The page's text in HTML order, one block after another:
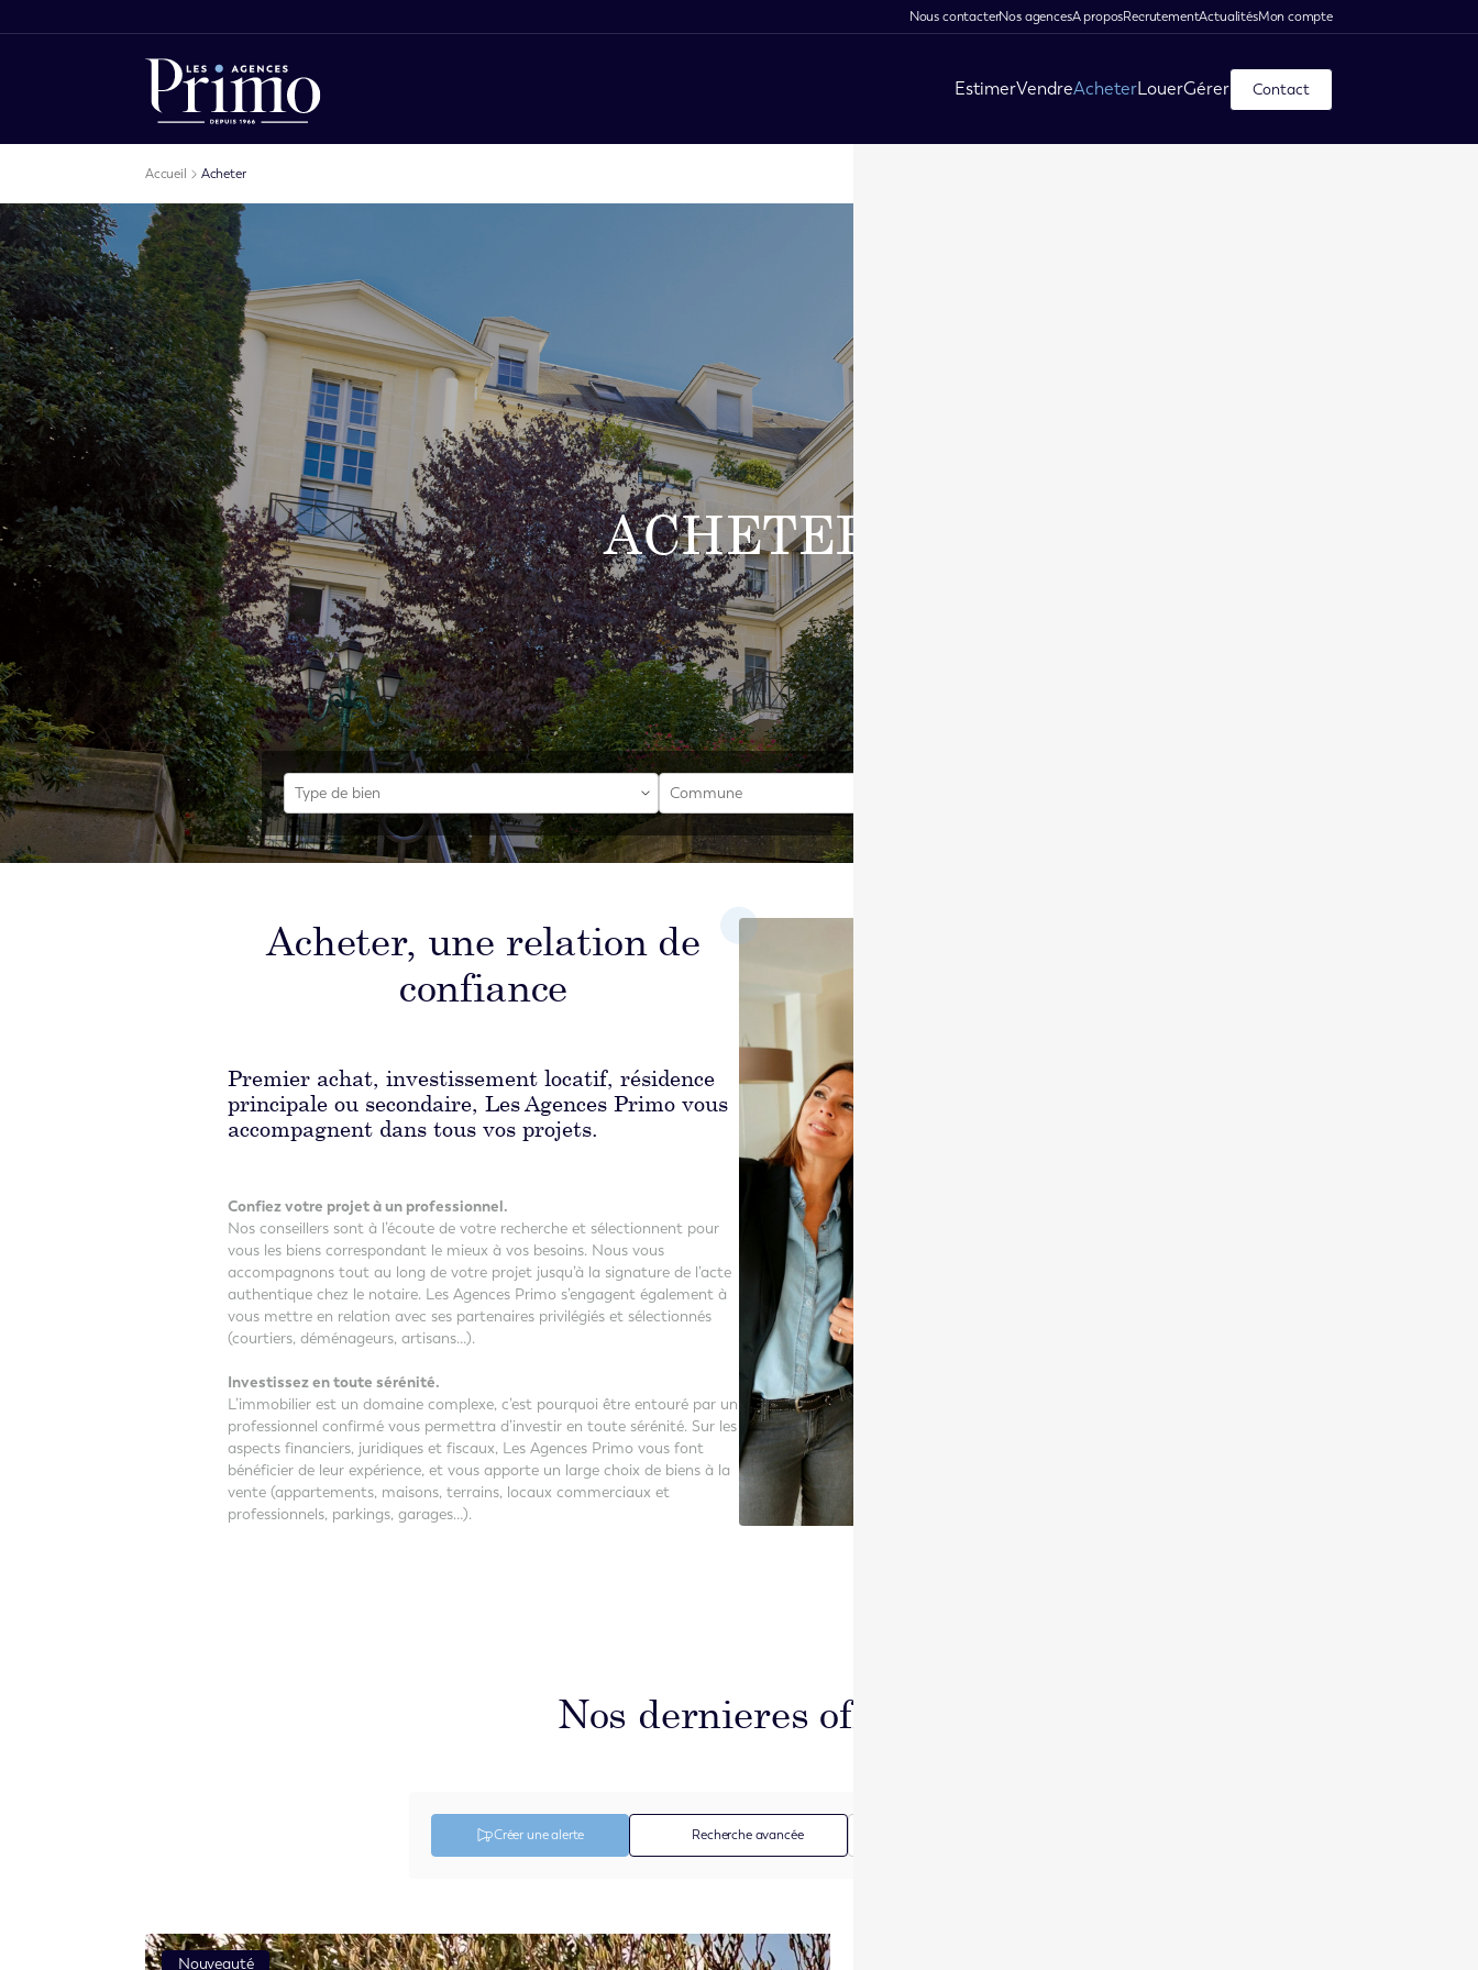
Nous contacterNos agencesA proposRecrutementActualitésMon compte
EstimerVendreAcheterLouerGérer Contact
Accueil Acheter
ACHETER
Type de bien Commune
Acheter, une relation de
confiance
Premier achat, investissement locatif, résidence
principale ou secondaire, Les Agences Primo vous
accompagnent dans tous vos projets.
Confiez votre projet à un professionnel.
Nos conseillers sont à l’écoute de votre recherche et sélectionnent pour
vous les biens correspondant le mieux à vos besoins. Nous vous
accompagnons tout au long de votre projet jusqu’à la signature de l’acte
authentique chez le notaire. Les Agences Primo s’engagent également à
vous mettre en relation avec ses partenaires privilégiés et sélectionnés
(courtiers, déménageurs, artisans…).
Investissez en toute sérénité.
L’immobilier est un domaine complexe, c’est pourquoi être entouré par un
professionnel confirmé vous permettra d’investir en toute sérénité. Sur les
aspects financiers, juridiques et fiscaux, Les Agences Primo vous font
bénéficier de leur expérience, et vous apporte un large choix de biens à la
vente (appartements, maisons, terrains, locaux commerciaux et
professionnels, parkings, garages…).
Nos dernieres offres
Créer une alerte Recherche avancée
Nouveauté